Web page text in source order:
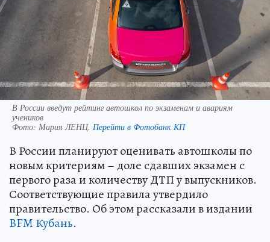
В России введут рейтинг автошкол по экзаменам и авариям
учеников
Фото: Мария ЛЕНЦ. Перейти в Фотобанк КП
В России планируют оценивать автошколы по
новым критериям – доле сдавших экзамен с
первого раза и количеству ДТП у выпускников.
Соответствующие правила утвердило
правительство. Об этом рассказали в издании
BFM Кубань.